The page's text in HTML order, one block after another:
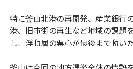
特に釜山北港の再開発、産業銀行
港、旧市街の再生など地域の課題
し、浮動層の票心が最後まで動い